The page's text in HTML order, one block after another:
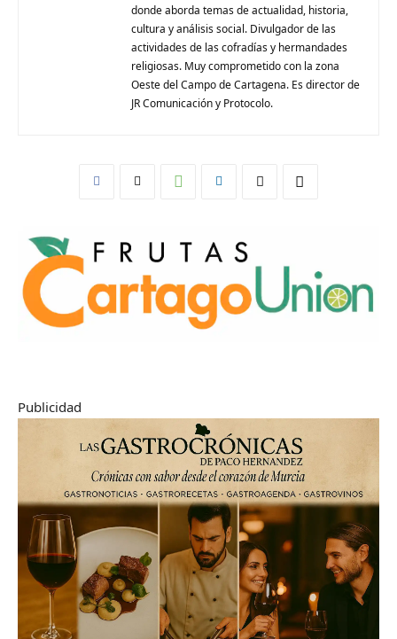
donde aborda temas de actualidad, historia,
cultura y análisis social. Divulgador de las
actividades de las cofradías y hermandades
religiosas. Muy comprometido con la zona
Oeste del Campo de Cartagena. Es director de
JR Comunicación y Protocolo.
Publicidad